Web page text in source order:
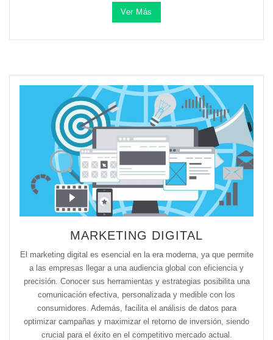
Ver Más
MARKETING DIGITAL
El marketing digital es esencial en la era moderna, ya que permite
a las empresas llegar a una audiencia global con eficiencia y
precisión. Conocer sus herramientas y estrategias posibilita una
comunicación efectiva, personalizada y medible con los
consumidores. Además, facilita el análisis de datos para
optimizar campañas y maximizar el retorno de inversión, siendo
crucial para el éxito en el competitivo mercado actual.